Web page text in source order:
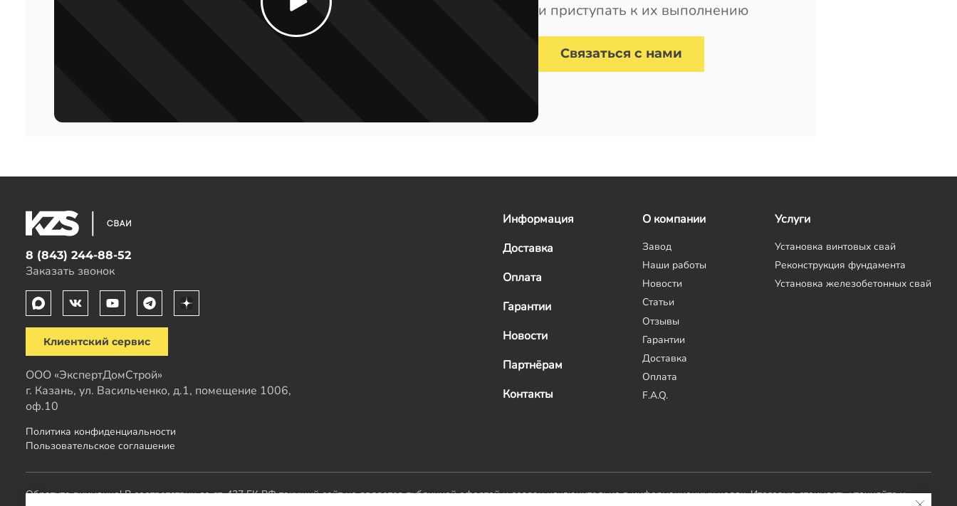
и приступать к их выполнению
Cвязаться с нами
8 (843) 244-88-52
Заказать звонок
Клиентский сервис
ООО «ЭкспертДомСтрой»
г. Казань, ул. Васильченко, д.1, помещение 1006,
оф.10
Политика конфиденциальности
Пользовательское соглашение
Информация
Доставка
Оплата
Гарантии
Новости
Партнёрам
Контакты
О компании
Завод
Наши работы
Новости
Статьи
Отзывы
Гарантии
Доставка
Оплата
F.A.Q.
Услуги
Установка винтовых свай
Реконструкция фундамента
Установка железобетонных свай
Обратите внимание! В соответствии со ст. 437 ГК РФ текущий сайт не является публичной офертой и создан исключительно в информационных целях. Итоговую стоимость уточняйте у